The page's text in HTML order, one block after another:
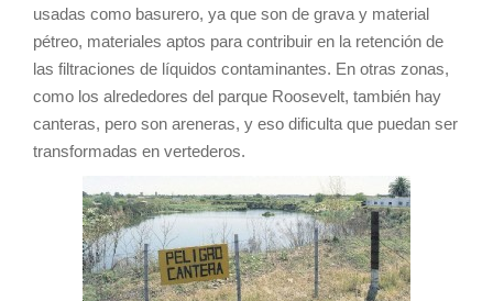
usadas como basurero, ya que son de grava y material
pétreo, materiales aptos para contribuir en la retención de
las filtraciones de líquidos contaminantes. En otras zonas,
como los alrededores del parque Roosevelt, también hay
canteras, pero son areneras, y eso dificulta que puedan ser
transformadas en vertederos.